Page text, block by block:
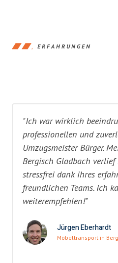
ERFAHRUNGEN
"Ich war wirklich
professionellen und
Umzugsmeister Bürger.
Bergisch Gladbach
stressfrei dank ihres
freundlichen Teams. Ich
weiterempfehlen!"
Jürgen Eberhardt
Möbeltransport in